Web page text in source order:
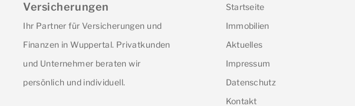
Versicherungen
Ihr Partner für Versicherungen und
Finanzen in Wuppertal. Privatkunden
und Unternehmer beraten wir
persönlich und individuell.
Startseite
Immobilien
Aktuelles
Impressum
Datenschutz
Kontakt